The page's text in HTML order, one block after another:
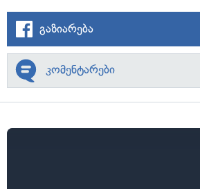
გაზიარება
კომენტარები